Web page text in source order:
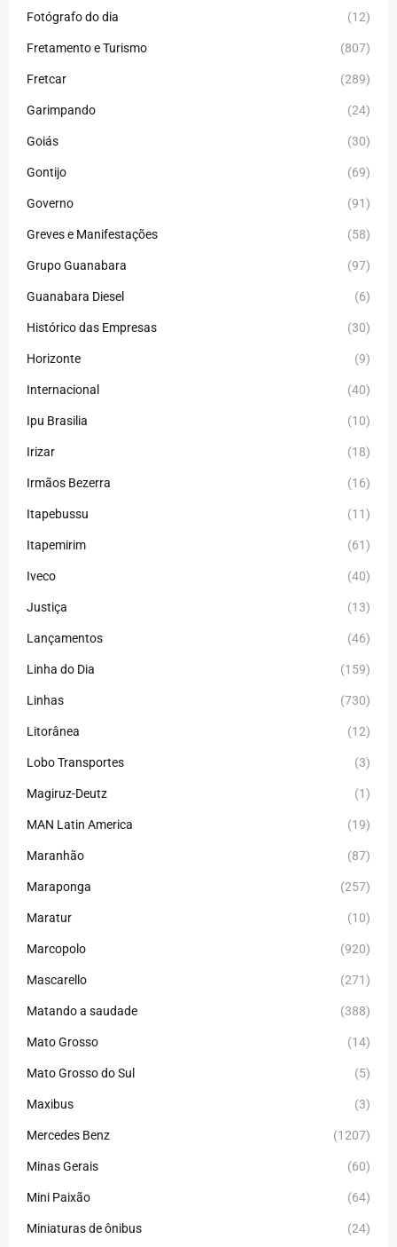
Fotógrafo do dia (12)
Fretamento e Turismo (807)
Fretcar (289)
Garimpando (24)
Goiás (30)
Gontijo (69)
Governo (91)
Greves e Manifestações (58)
Grupo Guanabara (97)
Guanabara Diesel (6)
Histórico das Empresas (30)
Horizonte (9)
Internacional (40)
Ipu Brasilia (10)
Irizar (18)
Irmãos Bezerra (16)
Itapebussu (11)
Itapemirim (61)
Iveco (40)
Justiça (13)
Lançamentos (46)
Linha do Dia (159)
Linhas (730)
Litorânea (12)
Lobo Transportes (3)
Magiruz-Deutz (1)
MAN Latin America (19)
Maranhão (87)
Maraponga (257)
Maratur (10)
Marcopolo (920)
Mascarello (271)
Matando a saudade (388)
Mato Grosso (14)
Mato Grosso do Sul (5)
Maxibus (3)
Mercedes Benz (1207)
Minas Gerais (60)
Mini Paixão (64)
Miniaturas de ônibus (24)